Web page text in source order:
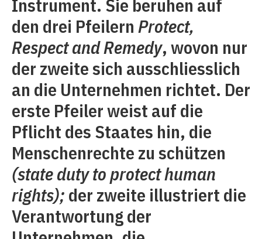
Instrument. Sie beruhen auf
den drei Pfeilern Protect,
Respect and Remedy, wovon nur
der zweite sich ausschliesslich
an die Unternehmen richtet. Der
erste Pfeiler weist auf die
Pflicht des Staates hin, die
Menschenrechte zu schützen
(state duty to protect human
rights); der zweite illustriert die
Verantwortung der